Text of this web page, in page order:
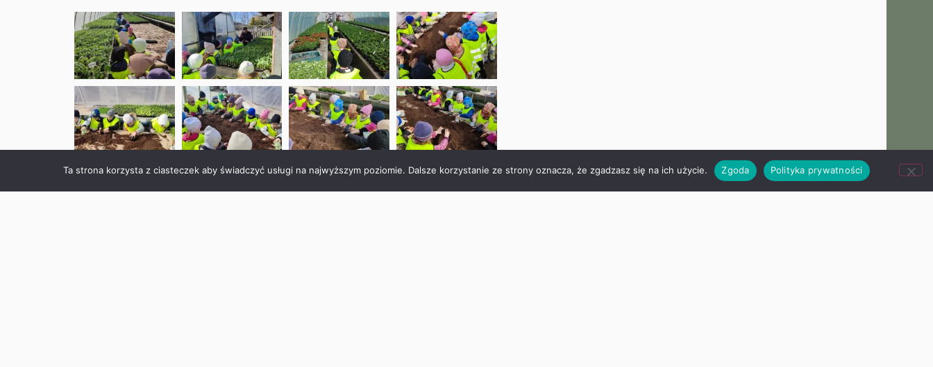
Ta strona korzysta z ciasteczek aby świadczyć usługi na najwyższym poziomie. Dalsze korzystanie ze strony oznacza, że zgadzasz się na ich użycie. Zgoda Polityka prywatności